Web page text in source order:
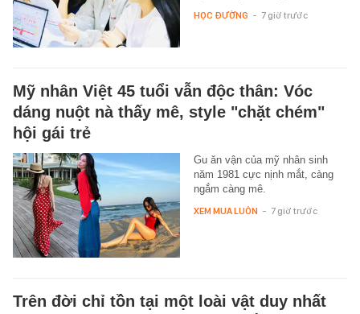
HỌC ĐƯỜNG - 7 giờ trước
Mỹ nhân Việt 45 tuổi vẫn độc thân: Vóc
dáng nuột nà thấy mê, style "chặt chém"
hội gái trẻ
Gu ăn vận của mỹ nhân sinh
năm 1981 cực nịnh mắt, càng
ngắm càng mê.
XEM MUA LUÔN - 7 giờ trước
Trên đời chỉ tồn tại một loài vật duy nhất